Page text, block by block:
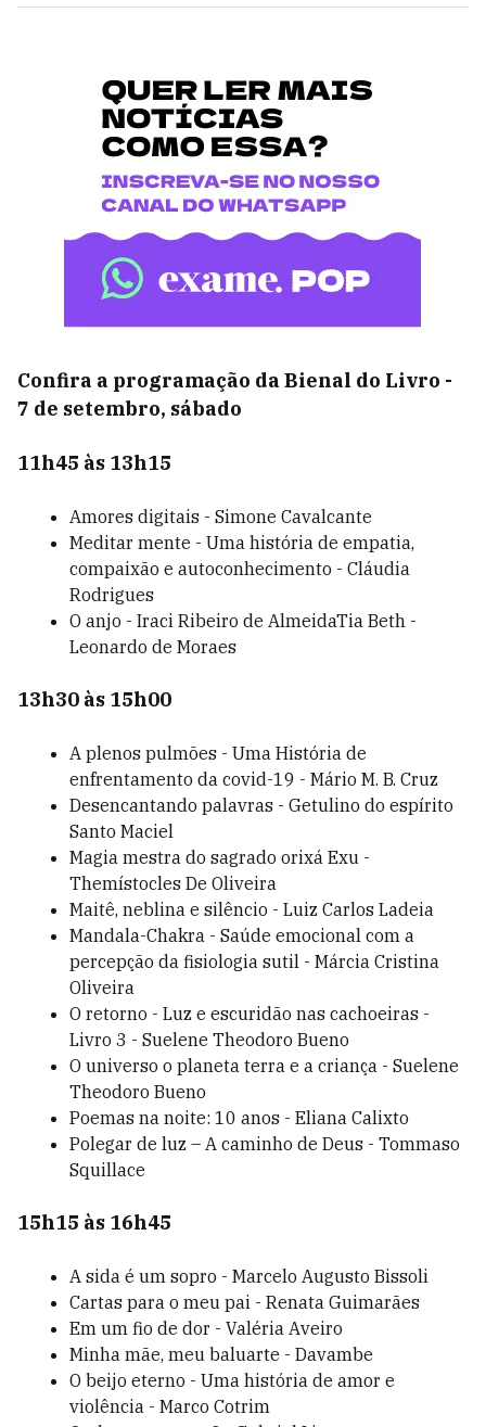
Confira a programação da Bienal do Livro -
7 de setembro, sábado
11h45 às 13h15
Amores digitais - Simone Cavalcante
Meditar mente - Uma história de empatia,
compaixão e autoconhecimento - Cláudia
Rodrigues
O anjo - Iraci Ribeiro de AlmeidaTia Beth -
Leonardo de Moraes
13h30 às 15h00
A plenos pulmões - Uma História de
enfrentamento da covid-19 - Mário M. B. Cruz
Desencantando palavras - Getulino do espírito
Santo Maciel
Magia mestra do sagrado orixá Exu -
Themístocles De Oliveira
Maitê, neblina e silêncio - Luiz Carlos Ladeia
Mandala-Chakra - Saúde emocional com a
percepção da fisiologia sutil - Márcia Cristina
Oliveira
O retorno - Luz e escuridão nas cachoeiras -
Livro 3 - Suelene Theodoro Bueno
O universo o planeta terra e a criança - Suelene
Theodoro Bueno
Poemas na noite: 10 anos - Eliana Calixto
Polegar de luz – A caminho de Deus - Tommaso
Squillace
15h15 às 16h45
A sida é um sopro - Marcelo Augusto Bissoli
Cartas para o meu pai - Renata Guimarães
Em um fio de dor - Valéria Aveiro
Minha mãe, meu baluarte - Davambe
O beijo eterno - Uma história de amor e
violência - Marco Cotrim